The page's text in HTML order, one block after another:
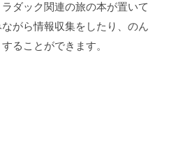
ダック関連の旅の本が置いて
がら情報収集をしたり、のん
ることができます。